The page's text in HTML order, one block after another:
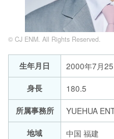
© CJ ENM. All Rights Reserved.
生年月日
2000年7月
身長
180.5
所属事務所
YUEHUA
地域
中国 福建